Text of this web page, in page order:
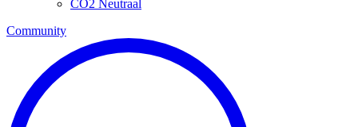
CO2 Neutraal
Community